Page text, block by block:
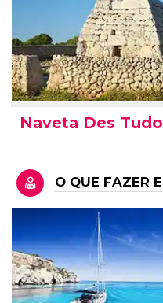
Naveta Des
O QUE FAZER